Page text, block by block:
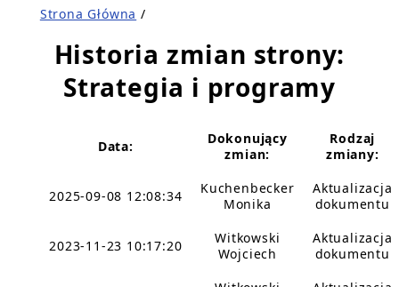
Strona Główna /
Historia zmian strony:
Strategia i programy
Data:
Dokonujący
zmian:
Rodzaj
zmiany:
2025-09-08 12:08:34
Kuchenbecker
Monika
Aktualizacja
dokumentu
2023-11-23 10:17:20
Witkowski
Wojciech
Aktualizacja
dokumentu